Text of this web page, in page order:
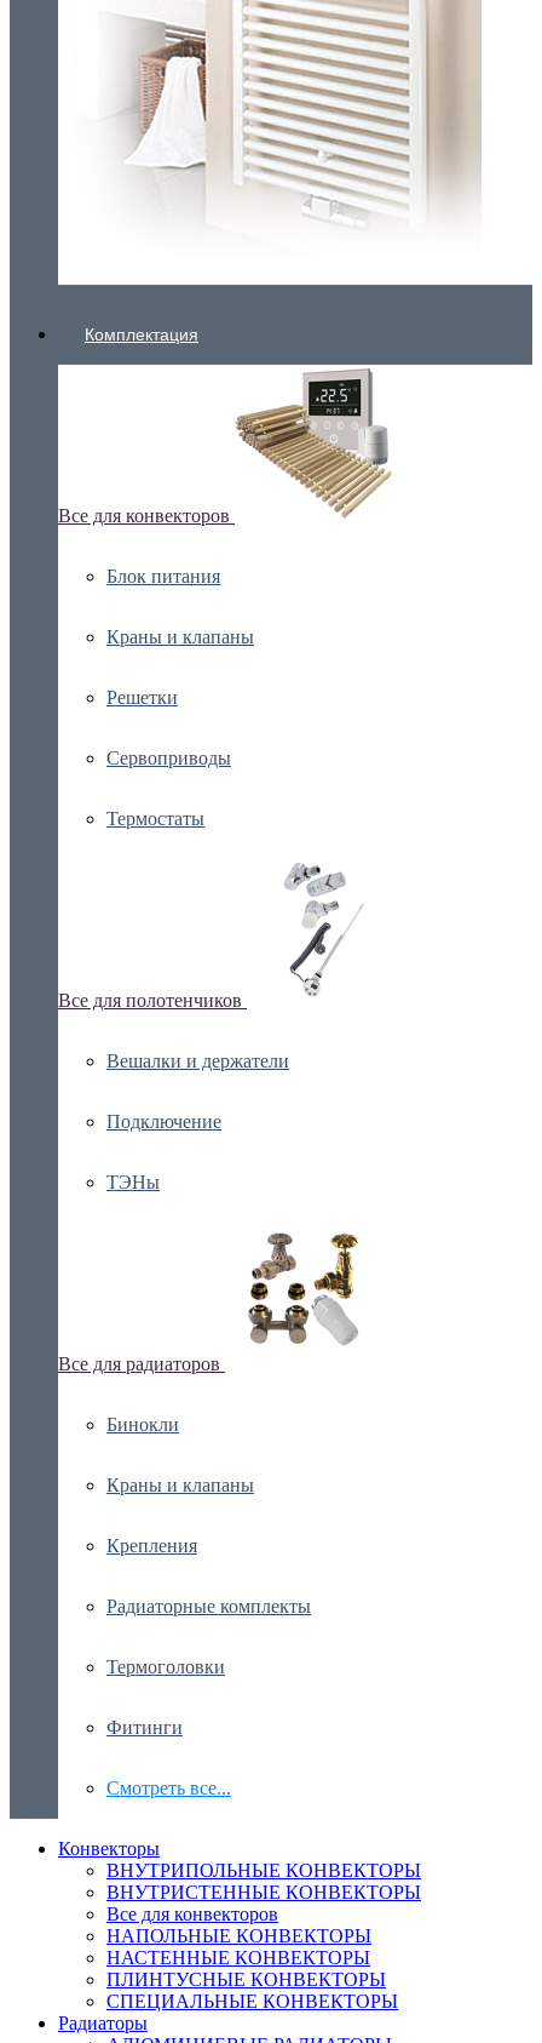
Комплектация
Все для конвекторов
Блок питания
Краны и клапаны
Решетки
Сервоприводы
Термостаты
Все для полотенчиков
Вешалки и держатели
Подключение
ТЭНы
Все для радиаторов
Бинокли
Краны и клапаны
Крепления
Радиаторные комплекты
Термоголовки
Фитинги
Смотреть все...
Конвекторы
ВНУТРИПОЛЬНЫЕ КОНВЕКТОРЫ
ВНУТРИСТЕННЫЕ КОНВЕКТОРЫ
Все для конвекторов
НАПОЛЬНЫЕ КОНВЕКТОРЫ
НАСТЕННЫЕ КОНВЕКТОРЫ
ПЛИНТУСНЫЕ КОНВЕКТОРЫ
СПЕЦИАЛЬНЫЕ КОНВЕКТОРЫ
Радиаторы